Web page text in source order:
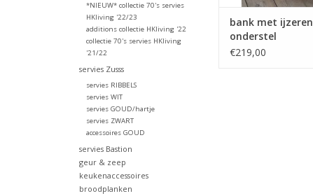
*NIEUW* collectie 70's servies
HKliving '22/23
additions collectie HKliving '22
collectie 70's servies HKliving
'21/22
servies Zusss
servies RIBBELS
servies WIT
servies GOUD/hartje
servies ZWART
accessoires GOUD
servies Bastion
geur & zeep
keukenaccessoires
broodplanken
bank met ijzeren
onderstel
€219,00